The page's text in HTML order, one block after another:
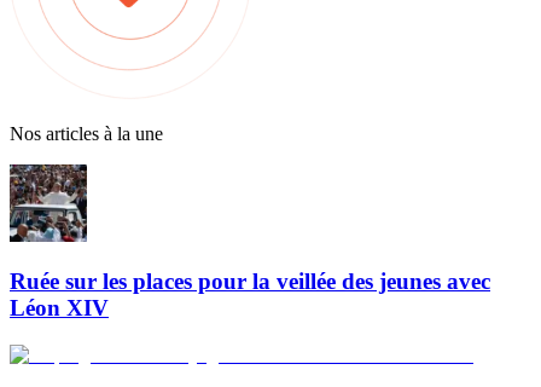
Nos articles à la une
Ruée sur les places pour la veillée des jeunes avec
Léon XIV